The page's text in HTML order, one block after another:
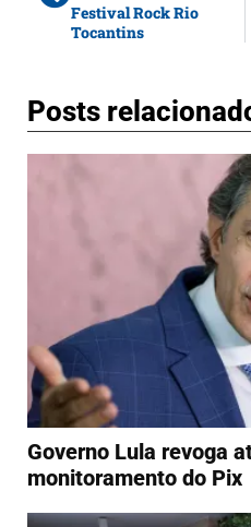
Festival Rock Rio
Tocantins
Posts
Governo Lula revoga
monitoramento do Pix